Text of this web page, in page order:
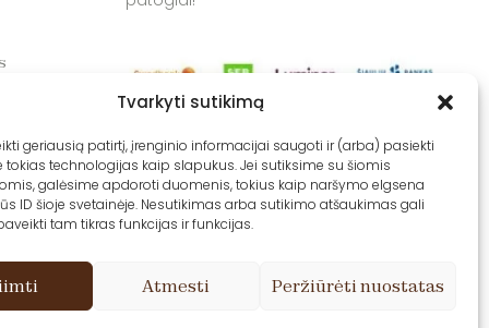
Tvarkyti sutikimą
geriausią patirtį, įrenginio informacijai saugoti ir (arba) pasiekti
tokias technologijas kaip slapukus. Jei sutiksime su šiomis
galėsime apdoroti duomenis, tokius kaip naršymo elgsena
ID šioje svetainėje. Nesutikimas arba sutikimo atšaukimas gali
tam tikras funkcijas ir funkcijas.
Atmesti Peržiūrėti nuostatas